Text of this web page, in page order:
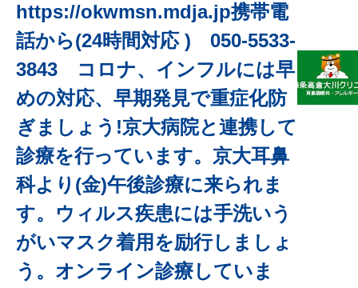
https://okwmsn.mdja.jp携帯電
話から(24時間対応 ) 050-5533-
3843 コロナ、インフルには早
めの対応、早期発見で重症化防
ぎましょう!京大病院と連携して
診療を行っています。京大耳鼻
科より(金)午後診療に来られま
す。ウィルス疾患には手洗いう
がいマスク着用を励行しましょ
う。オンライン診療していま